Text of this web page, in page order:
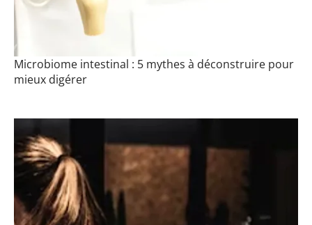
Microbiome intestinal : 5 mythes à déconstruire pour
mieux digérer